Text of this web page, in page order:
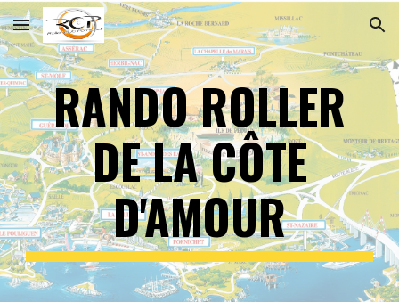
Skip to main content Skip to navigation
RANDO ROLLER
DE LA CÔTE
D'AMOUR